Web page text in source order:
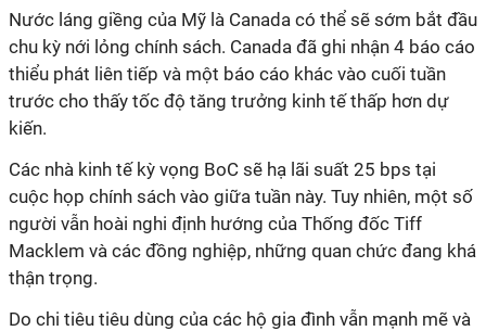
Nước láng giềng của Mỹ là Canada có thể sẽ sớm bắt đầu
chu kỳ nới lỏng chính sách. Canada đã ghi nhận 4 báo cáo
thiểu phát liên tiếp và một báo cáo khác vào cuối tuần
trước cho thấy tốc độ tăng trưởng kinh tế thấp hơn dự
kiến.
Các nhà kinh tế kỳ vọng BoC sẽ hạ lãi suất 25 bps tại
cuộc họp chính sách vào giữa tuần này. Tuy nhiên, một số
người vẫn hoài nghi định hướng của Thống đốc Tiff
Macklem và các đồng nghiệp, những quan chức đang khá
thận trọng.
Do chi tiêu tiêu dùng của các hộ gia đình vẫn mạnh mẽ và